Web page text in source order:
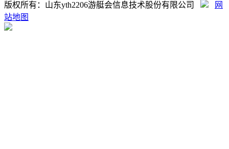
版权所有：山东yth2206游艇会信息技术股份有限公司
网
站地图